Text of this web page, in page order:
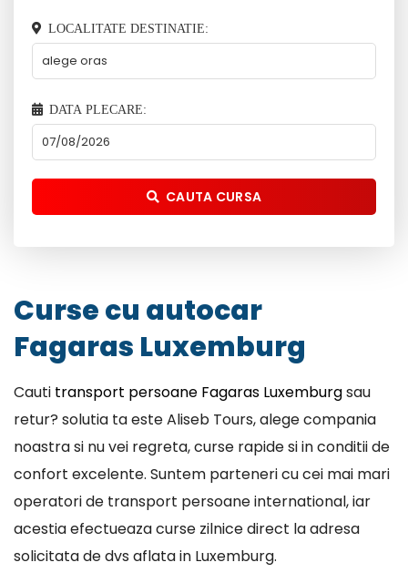
LOCALITATE DESTINATIE:
DATA PLECARE:
CAUTA CURSA
Curse cu autocar
Fagaras Luxemburg
Cauti transport persoane Fagaras Luxemburgsau
retur? solutia ta este Aliseb Tours, alege compania
noastra si nu vei regreta, curse rapide si in conditii de
confort excelente. Suntem parteneri cu cei mai mari
operatori de transport persoane international, iar
acestia efectueaza curse zilnice direct la adresa
solicitata de dvs aflata in Luxemburg.